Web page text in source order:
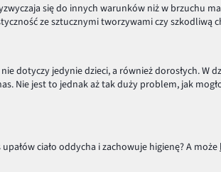
się do innych warunków niż w brzuchu
ze sztucznymi tworzywami czy szkodliwą
dotyczy jedynie dzieci, a również dorosłych. W
Nie jest to jednak aż tak duży problem, jak
ciało oddycha i zachowuje higienę? A może